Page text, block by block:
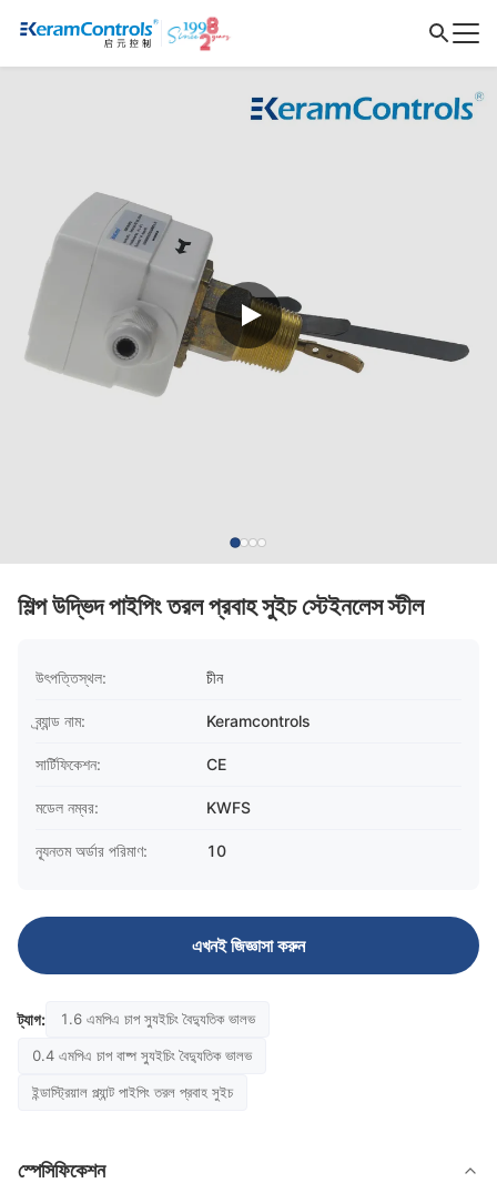
শিল্প উদ্ভিদ পাইপিং তরল প্রবাহ সুইচ স্টেইনলেস স্টীল
উৎপত্তিস্থল: চীন
ব্র্যান্ড নাম: Keramcontrols
সার্টিফিকেশন: CE
মডেল নম্বর: KWFS
ন্যূনতম অর্ডার পরিমাণ: 10
এখনই জিজ্ঞাসা করুন
ট্যাগ: 1.6 এমপিএ চাপ স্যুইচিং বৈদ্যুতিক ভালভ
0.4 এমপিএ চাপ বাষ্প স্যুইচিং বৈদ্যুতিক ভালভ
ইন্ডাস্ট্রিয়াল প্ল্যান্ট পাইপিং তরল প্রবাহ সুইচ
স্পেসিফিকেশন